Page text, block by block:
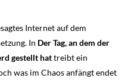
Internet auf dem
In Der Tag, an dem der
gestellt hattreibt ein
was im Chaos anfängt endet